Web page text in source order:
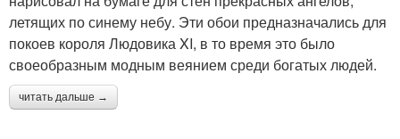
летящих по синему небу. Эти обои предназначались для
покоев короля Людовика XI, в то время это было
своеобразным модным веянием среди богатых людей.
читать дальше →